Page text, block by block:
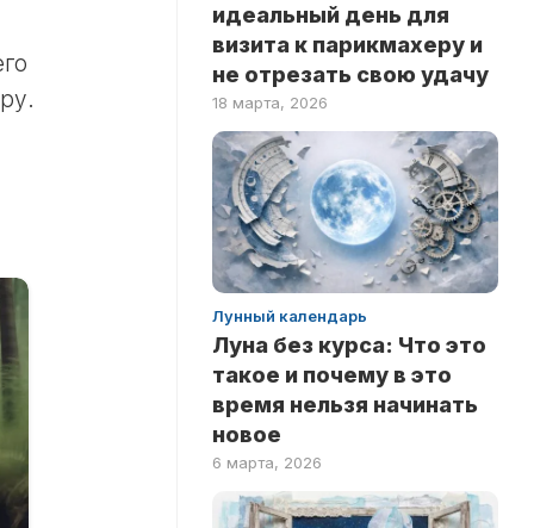
ФИЛЬМАМ
идеальный день для
визита к парикмахеру и
не отрезать свою удачу
18 марта, 2026
Лунный календарь
Луна без курса: Что это
такое и почему в это
время нельзя начинать
новое
6 марта, 2026